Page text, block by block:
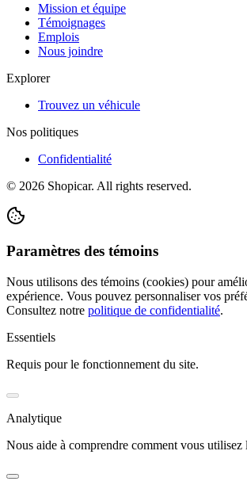
Mission et équipe
Témoignages
Emplois
Nous joindre
Explorer
Trouvez un véhicule
Nos politiques
Confidentialité
© 2026 Shopicar. All rights reserved.
Paramètres des témoins
Nous utilisons des témoins (cookies) pour
expérience. Vous pouvez personnaliser vos
Consultez notre politique de confidentialité.
Essentiels
Requis pour le fonctionnement du site.
Analytique
Nous aide à comprendre comment vous utilisez